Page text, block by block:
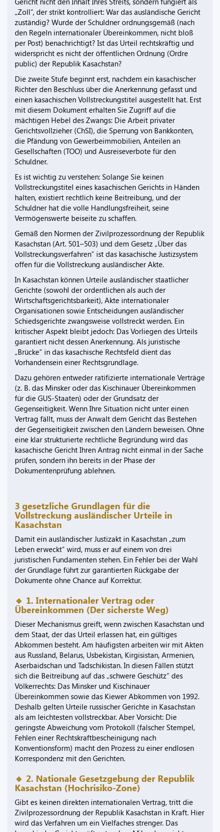
„Zoll“, der strikt kontrolliert: War das ausländische Gericht
zuständig? Wurde der Schuldner ordnungsgemäß (nach
den Regeln internationaler Übereinkommen, nicht bloß
per Post) benachrichtigt? Ist das Urteil rechtskräftig und
widerspricht es nicht der öffentlichen Ordnung (Ordre
public) der Republik Kasachstan?
Die zweite Stufe beginnt erst, nachdem ein kasachischer
Richter den Beschluss über die Anerkennung gefasst und
einen kasachischen Vollstreckungstitel ausgestellt hat. Erst
mit diesem Dokument erhalten Sie Zugriff auf die
mächtigen Hebel des Zwangs: Die Arbeit privater
Gerichtsvollzieher (ChSI), die Sperrung von Bankkonten,
die Pfändung von Gewerbeimmobilien, Anteilen an
Gesellschaften (TOO) und Ausreiseverbote für den
Schuldner.
Es ist wichtig zu verstehen: Solange Sie keinen
Vollstreckungstitel eines kasachischen Gerichts in Händen
halten, existiert rechtlich keine Beitreibung, und der
Schuldner hat die volle Handlungsfreiheit, seine
Vermögenswerte beiseite zu schaffen.
Gemäß den Normen der Zivilprozessordnung der Republik
Kasachstan (Art. 501–503) und dem Gesetz „Über das
Vollstreckungsverfahren“ ist das kasachische Justizsystem
offen für die Vollstreckung ausländischer Akte.
In Kasachstan können Urteile ausländischer staatlicher
Gerichte (sowohl der ordentlichen als auch der
Wirtschaftsgerichtsbarkeit), Akte internationaler
Organisationen sowie Entscheidungen ausländischer
Schiedsgerichte zwangsweise vollstreckt werden. Ein
kritischer Aspekt bleibt jedoch: Das Vorliegen des Urteils
garantiert nicht dessen Anerkennung. Als juristische
„Brücke“ in das kasachische Rechtsfeld dient das
Vorhandensein einer Rechtsgrundlage.
Dazu gehören entweder ratifizierte internationale Verträge
(z. B. das Minsker oder das Kischinauer Übereinkommen
für die GUS-Staaten) oder der Grundsatz der
Gegenseitigkeit. Wenn Ihre Situation nicht unter einen
Vertrag fällt, muss der Anwalt dem Gericht das Bestehen
der Gegenseitigkeit zwischen den Ländern beweisen. Ohne
eine klar strukturierte rechtliche Begründung wird das
kasachische Gericht Ihren Antrag nicht einmal in der Sache
prüfen, sondern ihn bereits in der Phase der
Dokumentenprüfung ablehnen.
3 gesetzliche Grundlagen für die
Vollstreckung ausländischer Urteile in
Kasachstan
Damit ein ausländischer Justizakt in Kasachstan „zum
Leben erweckt“ wird, muss er auf einem von drei
juristischen Fundamenten stehen. Ein Fehler bei der Wahl
der Grundlage führt zur garantierten Rückgabe der
Dokumente ohne Chance auf Korrektur.
🔹 1. Internationaler Vertrag oder
Übereinkommen (Der sicherste Weg)
Dieser Mechanismus greift, wenn zwischen Kasachstan und
dem Staat, der das Urteil erlassen hat, ein gültiges
Abkommen besteht. Am häufigsten arbeiten wir mit Akten
aus Russland, Belarus, Usbekistan, Kirgisistan, Armenien,
Aserbaidschan und Tadschikistan. In diesen Fällen stützt
sich die Beitreibung auf das „schwere Geschütz“ des
Völkerrechts: Das Minsker und Kischinauer
Übereinkommen sowie das Kiewer Abkommen von 1992.
Deshalb gelten Urteile russischer Gerichte in Kasachstan
als am leichtesten vollstreckbar. Aber Vorsicht: Die
geringste Abweichung vom Protokoll (falscher Stempel,
Fehlen einer Rechtskraftbescheinigung nach
Konventionsform) macht den Prozess zu einer endlosen
Korrespondenz mit den Gerichten.
🔹 2. Nationale Gesetzgebung der Republik
Kasachstan (Hochrisiko-Zone)
Gibt es keinen direkten internationalen Vertrag, tritt die
Zivilprozessordnung der Republik Kasachstan in Kraft. Hier
wird das Verfahren um ein Vielfaches strenger. Das